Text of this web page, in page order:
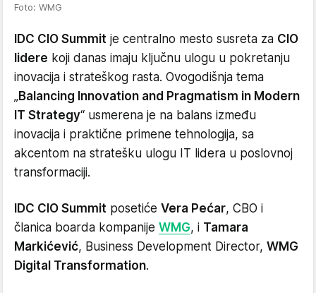
Foto: WMG
IDC CIO Summit je centralno mesto susreta za CIO
lidere koji danas imaju ključnu ulogu u pokretanju
inovacija i strateškog rasta. Ovogodišnja tema
„Balancing Innovation and Pragmatism in Modern
IT Strategy“ usmerena je na balans između
inovacija i praktične primene tehnologija, sa
akcentom na stratešku ulogu IT lidera u poslovnoj
transformaciji.
IDC CIO Summit posetiće Vera Pećar, CBO i
članica boarda kompanije WMG, i Tamara
Markićević, Business Development Director, WMG
Digital Transformation.